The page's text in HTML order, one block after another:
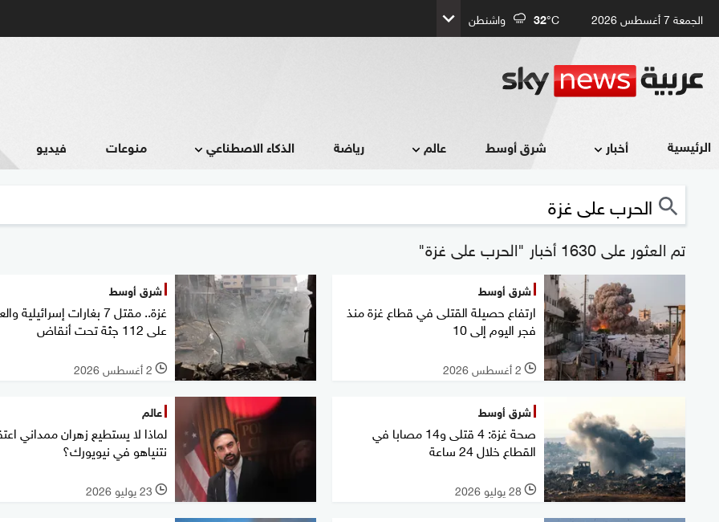
الجمعة 7 أغسطس 2026 32°C واشنطن
الرئيسية أخبار شرق أوسط عالم رياضة الذكاء الاصطناعي منوعات فيديو
تم العثور على 1630 أخبار "الحرب على غزة"
شرق أوسط
ارتفاع حصيلة القتلى في قطاع غزة منذ
فجر اليوم إلى 10
l 2 أغسطس 2026
شرق أوسط
غزة.. مقتل 7 بغارات إسرائيلية
على 112 جثة تحت أنقاض
l 2 أغسطس 2026
شرق أوسط
صحة غزة: 4 قتلى و14 مصابا في
القطاع خلال 24 ساعة
l 28 يوليو 2026
عالم
لماذا لا يستطيع زهران ممداني
نتنياهو في نيويورك؟
l 23 يوليو 2026